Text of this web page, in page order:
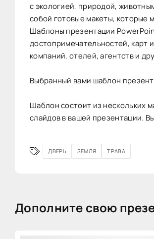
с экологией, природой,
собой готовые макеты, которые
Шаблоны презентации
достопримечательностей, карт
компаний, отелей, агентств и
Выбранный вами шаблон
Шаблон состоит из нескольких
слайдов в вашей презентации.
ДВЕРЬ ЗЕМЛЯ ТРАВА
Дополните свою